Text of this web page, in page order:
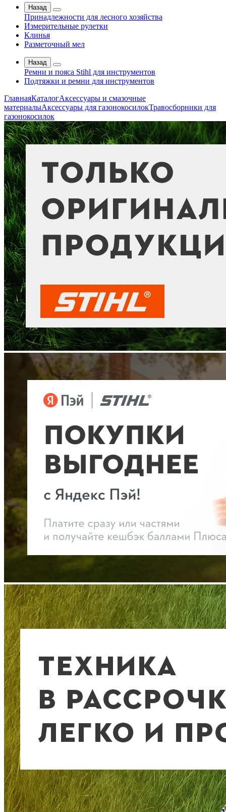
Назад
Принадлежности для лесного хозяйства
Измерительные рулетки
Клинья
Разметочный мел
Назад
Ремни и пояса Stihl для инструментов
Подтяжки и ремни для инструментов
ГлавнаяКаталогАксессуары и смазочные
материалыАксессуары для газонокосилокТравосборники для
газонокосилок